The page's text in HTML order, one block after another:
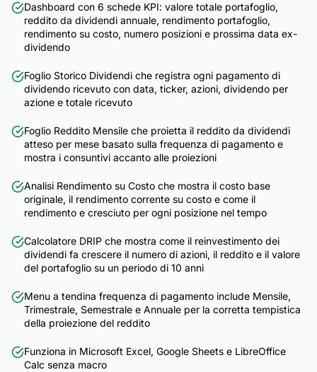
Dashboard con 6 schede KPI: valore totale portafoglio,
reddito da dividendi annuale, rendimento portafoglio,
rendimento su costo, numero posizioni e prossima data ex-
dividendo
Foglio Storico Dividendi che registra ogni pagamento di
dividendo ricevuto con data, ticker, azioni, dividendo per
azione e totale ricevuto
Foglio Reddito Mensile che proietta il reddito da dividendi
atteso per mese basato sulla frequenza di pagamento e
mostra i consuntivi accanto alle proiezioni
Analisi Rendimento su Costo che mostra il costo base
originale, il rendimento corrente su costo e come il
rendimento e cresciuto per ogni posizione nel tempo
Calcolatore DRIP che mostra come il reinvestimento dei
dividendi fa crescere il numero di azioni, il reddito e il valore
del portafoglio su un periodo di 10 anni
Menu a tendina frequenza di pagamento include Mensile,
Trimestrale, Semestrale e Annuale per la corretta tempistica
della proiezione del reddito
Funziona in Microsoft Excel, Google Sheets e LibreOffice
Calc senza macro